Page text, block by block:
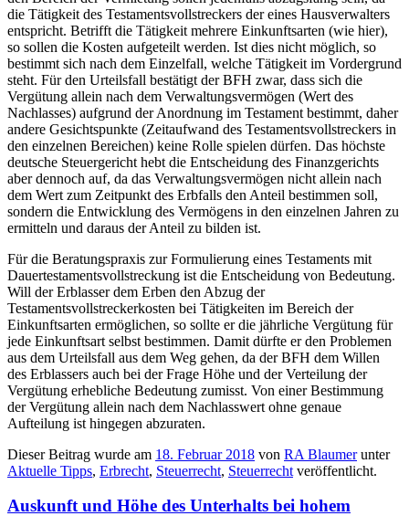
die Tätigkeit des Testamentsvollstreckers der eines Hausverwalters
entspricht. Betrifft die Tätigkeit mehrere Einkunftsarten (wie hier),
so sollen die Kosten aufgeteilt werden. Ist dies nicht möglich, so
bestimmt sich nach dem Einzelfall, welche Tätigkeit im Vordergrund
steht. Für den Urteilsfall bestätigt der BFH zwar, dass sich die
Vergütung allein nach dem Verwaltungsvermögen (Wert des
Nachlasses) aufgrund der Anordnung im Testament bestimmt, daher
andere Gesichtspunkte (Zeitaufwand des Testamentsvollstreckers in
den einzelnen Bereichen) keine Rolle spielen dürfen. Das höchste
deutsche Steuergericht hebt die Entscheidung des Finanzgerichts
aber dennoch auf, da das Verwaltungsvermögen nicht allein nach
dem Wert zum Zeitpunkt des Erbfalls den Anteil bestimmen soll,
sondern die Entwicklung des Vermögens in den einzelnen Jahren zu
ermitteln und daraus der Anteil zu bilden ist.
Für die Beratungspraxis zur Formulierung eines Testaments mit
Dauertestamentsvollstreckung ist die Entscheidung von Bedeutung.
Will der Erblasser dem Erben den Abzug der
Testamentsvollstreckerkosten bei Tätigkeiten im Bereich der
Einkunftsarten ermöglichen, so sollte er die jährliche Vergütung für
jede Einkunftsart selbst bestimmen. Damit dürfte er den Problemen
aus dem Urteilsfall aus dem Weg gehen, da der BFH dem Willen
des Erblassers auch bei der Frage Höhe und der Verteilung der
Vergütung erhebliche Bedeutung zumisst. Von einer Bestimmung
der Vergütung allein nach dem Nachlasswert ohne genaue
Aufteilung ist hingegen abzuraten.
Dieser Beitrag wurde am 18. Februar 2018 von RA Blaumerunter
Aktuelle Tipps, Erbrecht, Steuerrecht, Steuerrecht veröffentlicht.
Auskunft und Höhe des Unterhalts bei hohem